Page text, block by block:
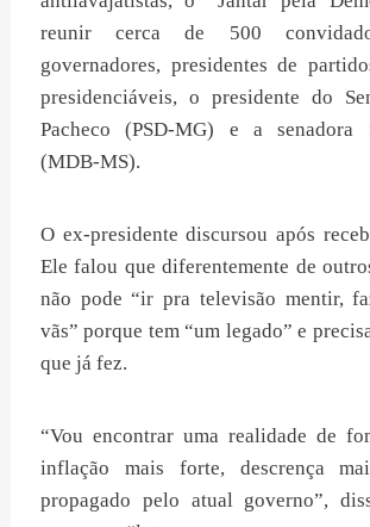
reunir cerca de 500
governadores, presidentes de
presidenciáveis, o presidente do
Pacheco (PSD-MG) e a senadora
(MDB-MS).
O ex-presidente discursou após
Ele falou que diferentemente de
não pode “ir pra televisão mentir,
vãs” porque tem “um legado” e
que já fez.
“Vou encontrar uma realidade de
inflação mais forte, descrença
propagado pelo atual governo”,